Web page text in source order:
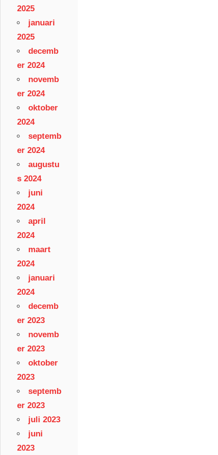
2025
januari
2025
decemb
er 2024
novemb
er 2024
oktober
2024
septemb
er 2024
augustu
s 2024
juni
2024
april
2024
maart
2024
januari
2024
decemb
er 2023
novemb
er 2023
oktober
2023
septemb
er 2023
juli 2023
juni
2023